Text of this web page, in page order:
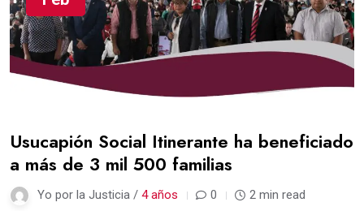
Usucapión Social Itinerante ha beneficiado
a más de 3 mil 500 familias
Yo por la Justicia / 4 años 0 2 min read